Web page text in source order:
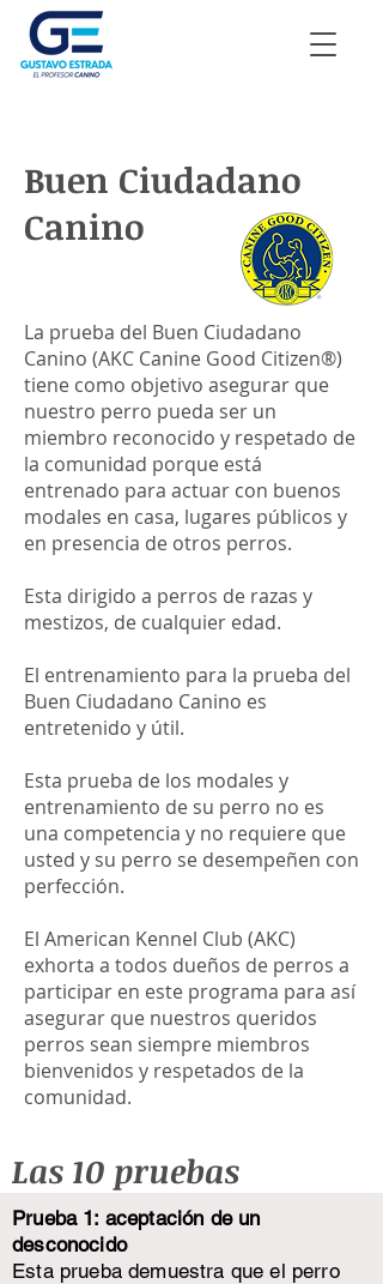
Buen Ciudadano
Canino
La prueba del Buen Ciudadano
Canino (AKC Canine Good Citizen®)
tiene como objetivo asegurar que
nuestro perro pueda ser un
miembro reconocido y respetado de
la comunidad porque está
entrenado para actuar con buenos
modales en casa, lugares públicos y
en presencia de otros perros.
Esta dirigido a perros de razas y
mestizos, de cualquier edad.
El entrenamiento para la prueba del
Buen Ciudadano Canino es
entretenido y útil.
Esta prueba de los modales y
entrenamiento de su perro no es
una competencia y no requiere que
usted y su perro se desempeñen con
perfección.
El American Kennel Club (AKC)
exhorta a todos dueños de perros a
participar en este programa para así
asegurar que nuestros queridos
perros sean siempre miembros
bienvenidos y respetados de la
comunidad.
Las 10 pruebas
Prueba 1: aceptación de un
desconocido
Esta prueba demuestra que el perro